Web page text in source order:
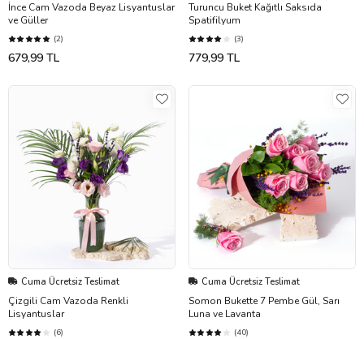
İnce Cam Vazoda Beyaz Lisyantuslar
ve Güller
(2)
679,99 TL
Turuncu Buket Kağıtlı Saksıda
Spatifilyum
(3)
779,99 TL
Cuma Ücretsiz Teslimat
Çizgili Cam Vazoda Renkli
Lisyantuslar
(6)
Cuma Ücretsiz Teslimat
Somon Bukette 7 Pembe Gül, Sarı
Luna ve Lavanta
(40)